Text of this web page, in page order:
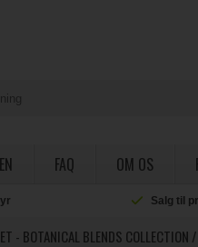
FAQ OM OS
Salg til
- BOTANICAL BLENDS COLLECTION